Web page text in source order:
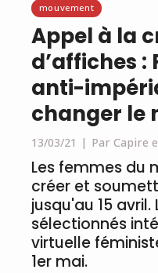
mouvement
Appel à la
d’affiches :
anti-
changer le
13/03/21 Par Capire
Les femmes du
créer et
jusqu'au 15
sélectionnés
virtuelle
1er mai.